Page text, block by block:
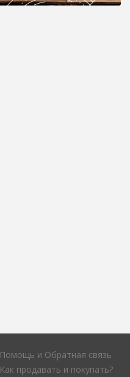
Помощь и Обратная связь
Как продавать и покупать?